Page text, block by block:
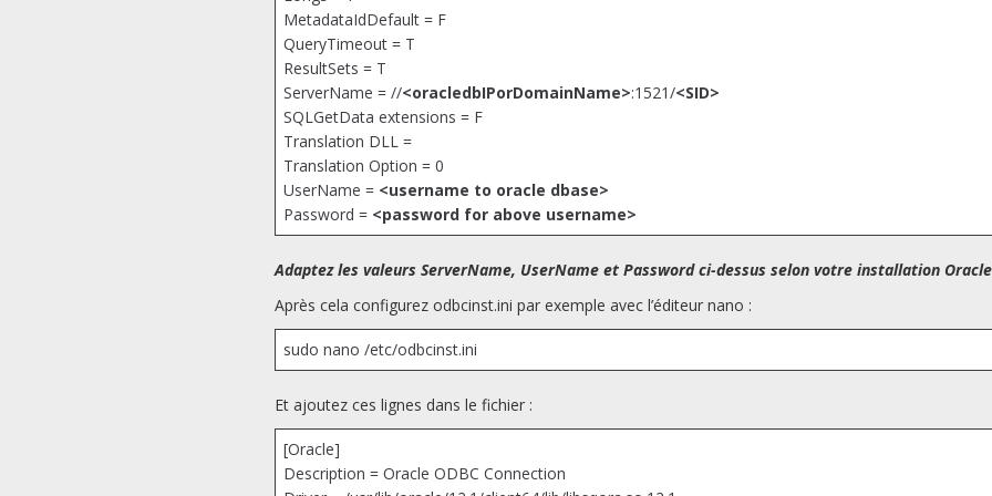
MetadataIdDefault = F
QueryTimeout = T
ResultSets = T
ServerName = //<oracledbIPorDomainName>:1521/<SID>
SQLGetData extensions = F
Translation DLL =
Translation Option = 0
UserName = <username to oracle dbase>
Password = <password for above username>
Adaptez les valeurs ServerName, UserName et Password ci-dessus selon votre installation
Après cela configurez odbcinst.ini par exemple avec l’éditeur nano :
sudo nano /etc/odbcinst.ini
Et ajoutez ces lignes dans le fichier :
[Oracle]
Description = Oracle ODBC Connection